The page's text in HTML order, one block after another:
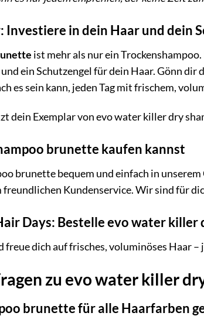
Investiere in dein Haar und dein
ist mehr als nur ein
ein Schutzengel für dein Haar. Gönn dir
es sein kann, jeden Tag mit frischem,
dein Exemplar von evo water killer dry
brunette kaufen kannst
brunette bequem und einfach in
Kundenservice. Wir sind für
Days: Bestelle evo water
dich auf frisches, voluminöses Haar –
zu evo water killer
brunette für alle Haarfarben